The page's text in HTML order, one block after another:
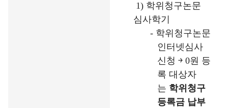
1) 학위청구논문
심사학기
- 학위청구논문
인터넷심사
신청 ￫ 0원 등
록 대상자
는 학위청구
등록금 납부